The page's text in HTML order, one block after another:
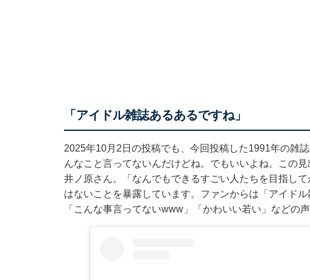
「アイドル雑誌あるあるですね」
2025年10月2日の投稿でも、今回投稿した1991年の雑
んなこと言ってないんだけどね。でもいいよね。この
井ノ原さん。「なんでもできるすごい人たちを目指し
はないことを暴露しています。ファンからは「アイド
「こんな事言ってないwww」「かわいい若い」などの